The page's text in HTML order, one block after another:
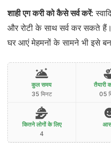
शाही एग करी को कैसे सर्व करें:
और रोटी के साथ सर्व कर सकते
घर आएं मेहमनों के सामने भी इसे
कुल समय
35 मिनट
तैयारी
05
कितने लोगों के लिए
4